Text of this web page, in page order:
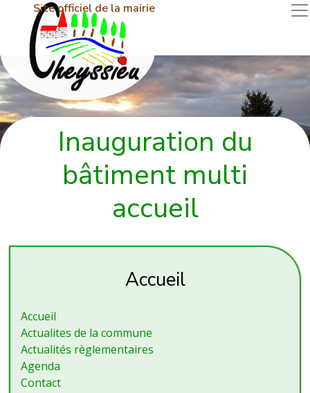
Site officiel de la mairie
Inauguration du
bâtiment multi
accueil
Accueil
Accueil
Actualites de la commune
Actualités règlementaires
Agenda
Contact